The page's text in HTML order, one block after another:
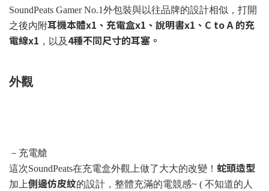
SoundPeats Gamer No.1外包裝與以往品牌的設計相似，打開
之後內附耳機本體x1、充電盒x1、說明書x1、C to A 的充
電線x1 ，以及 4種不同尺寸的耳塞。
外觀
－充電艙
這次SoundPeats在充電盒外觀上做了大大的改變！ 蛇頭造型
加上側邊仿皮紋的設計，整體充滿的電競感~ ( 不知道的人